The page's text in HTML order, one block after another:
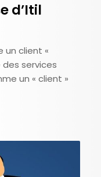
d’Itil
un client «
des services
un « client »